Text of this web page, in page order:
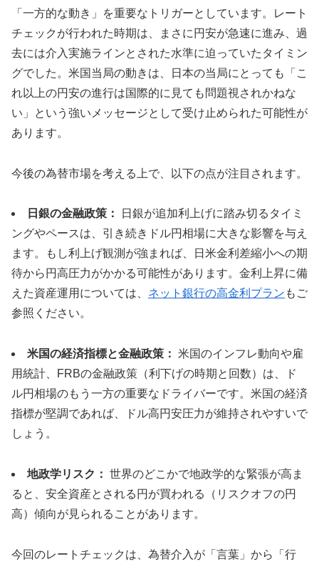
「一方的な動き」を重要なトリガーとしています。レート
チェックが行われた時期は、まさに円安が急速に進み、過
去には介入実施ラインとされた水準に迫っていたタイミン
グでした。米国当局の動きは、日本の当局にとっても「こ
れ以上の円安の進行は国際的に見ても問題視されかねな
い」という強いメッセージとして受け止められた可能性が
あります。
今後の為替市場を考える上で、以下の点が注目されます。
日銀の金融政策：
日銀が追加利上げに踏み切るタイミ
ングやペースは、引き続きドル円相場に大きな影響を与え
ます。もし利上げ観測が強まれば、日米金利差縮小への期
待から円高圧力がかかる可能性があります。金利上昇に備
えた資産運用については、 ネット銀行の高金利プラン もご
参照ください。
米国の経済指標と金融政策： 米国のインフレ動向や雇
用統計、FRBの金融政策（利下げの時期と回数）は、ド
ル円相場のもう一方の重要なドライバーです。米国の経済
指標が堅調であれば、ドル高円安圧力が維持されやすいで
しょう。
地政学リスク： 世界のどこかで地政学的な緊張が高ま
ると、安全資産とされる円が買われる（リスクオフの円
高）傾向が見られることがあります。
今回のレートチェックは、為替介入が「言葉」から「行